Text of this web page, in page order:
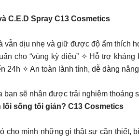
C.E.D Spray C13 Cosmetics
vẫn dịu nhẹ và giữ được độ ẩm thích
cho “vùng kỳ diệu” ✧ Hỗ trợ
24h ✧ An toàn lành tính, dễ dàng
bạn sẽ nhận được trải nghiệm
sống tối giản? C13 Cosmetics
mình những gì thật sự cần